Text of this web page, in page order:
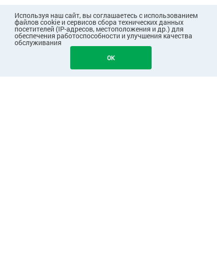
В КОРЗИНУ 1151
Используя наш сайт, вы соглашаетесь с использованием
файлов cookie и сервисов сбора технических данных
посетителей (IP-адресов, местоположения и др.) для
обеспечения работоспособности и улучшения качества
обслуживания
OK